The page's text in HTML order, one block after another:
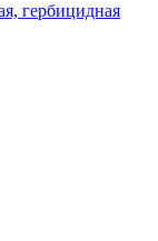
гербицидная